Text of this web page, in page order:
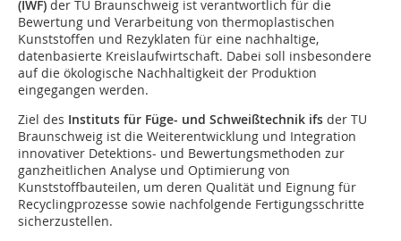
(IWF) der TU Braunschweig ist verantwortlich für die
Bewertung und Verarbeitung von thermoplastischen
Kunststoffen und Rezyklaten für eine nachhaltige,
datenbasierte Kreislaufwirtschaft. Dabei soll insbesondere
auf die ökologische Nachhaltigkeit der Produktion
eingegangen werden.
Ziel des Instituts für Füge- und Schweißtechnik ifs der TU
Braunschweig ist die Weiterentwicklung und Integration
innovativer Detektions- und Bewertungsmethoden zur
ganzheitlichen Analyse und Optimierung von
Kunststoffbauteilen, um deren Qualität und Eignung für
Recyclingprozesse sowie nachfolgende Fertigungsschritte
sicherzustellen.